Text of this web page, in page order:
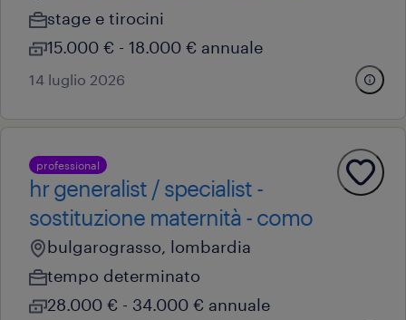
stage e tirocini
15.000 € - 18.000 € annuale
14 luglio 2026
professional
hr generalist / specialist -
sostituzione maternità - como
bulgarograsso, lombardia
tempo determinato
28.000 € - 34.000 € annuale